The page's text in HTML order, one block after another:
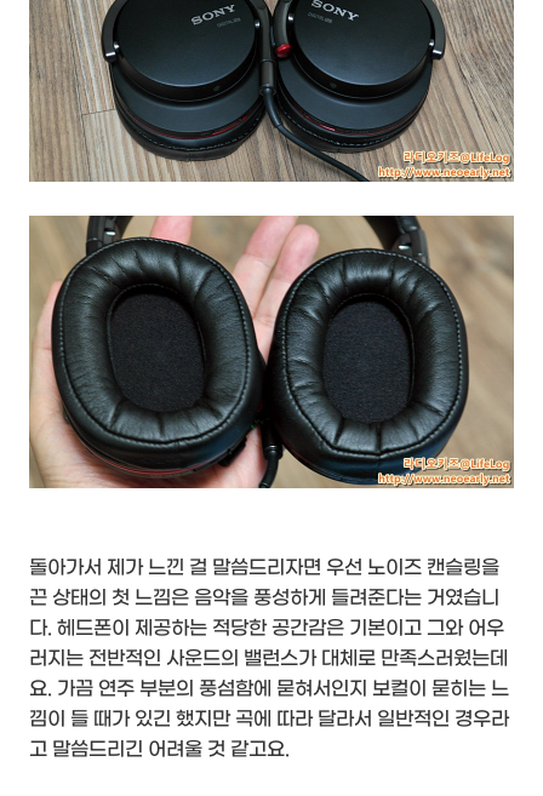
돌아가서 제가 느낀 걸 말씀드리자면 우선 노이즈 캔슬링을
끈 상태의 첫 느낌은 음악을 풍성하게 들려준다는 거였습니
다. 헤드폰이 제공하는 적당한 공간감은 기본이고 그와 어우
러지는 전반적인 사운드의 밸런스가 대체로 만족스러웠는데
요. 가끔 연주 부분의 풍섬함에 묻혀서인지 보컬이 묻히는 느
낌이 들 때가 있긴 했지만 곡에 따라 달라서 일반적인 경우라
고 말씀드리긴 어려울 것 같고요.